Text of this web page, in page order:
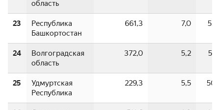
область
23
Республика
Башкортостан
661,3 7,0
24
Волгоградская
область
372,0 5,2
25
Удмуртская
Республика
229,3 5,5